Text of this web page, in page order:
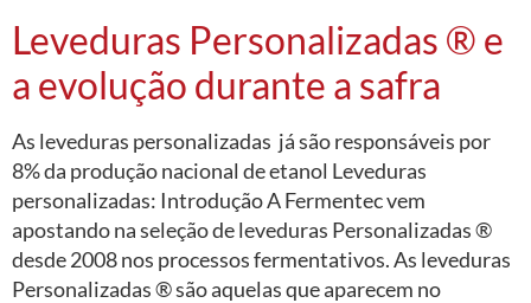
Leveduras Personalizadas ® e
a evolução durante a safra
As leveduras personalizadas já são responsáveis por
8% da produção nacional de etanol Leveduras
personalizadas: Introdução A Fermentec vem
apostando na seleção de leveduras Personalizadas ®
desde 2008 nos processos fermentativos. As leveduras
Personalizadas ® são aquelas que aparecem no